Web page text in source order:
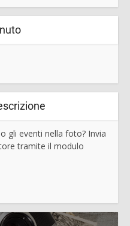
gli eventi nella foto? Invia
tramite il modulo